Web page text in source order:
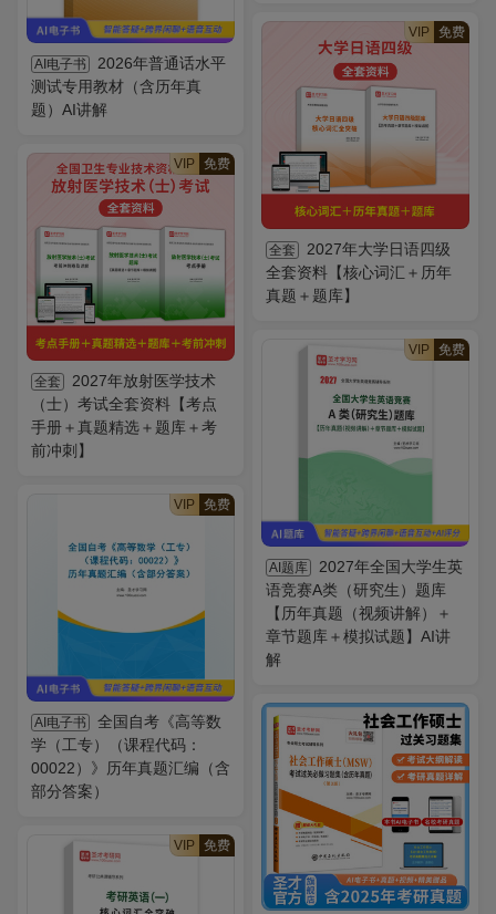
AI电子书
2026年普通话水平
测试专用教材（含历年真
题）AI讲解
VIP 免费
全套
2027年大学日语四级
全套资料【核心词汇＋历年
真题＋题库】
VIP 免费
全套
2027年放射医学技术
（士）考试全套资料【考点
手册＋真题精选＋题库＋考
前冲刺】
VIP 免费
AI题库
2027年全国大学生英
语竞赛A类（研究生）题库
【历年真题（视频讲解）＋
章节题库＋模拟试题】AI讲
解
VIP 免费
AI电子书
全国自考《高等数
学（工专）（课程代码：
00022）》历年真题汇编（含
部分答案）
VIP 免费